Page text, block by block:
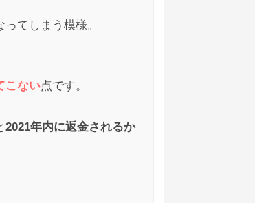
2021/03/18
いと思うよ。
てしまう模様。
こない点です。
2021年内に返金されるか